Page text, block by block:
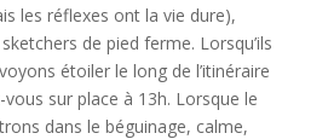
les réflexes ont la vie dure),
de pied ferme. Lorsqu’ils
étoiler le long de l’itinéraire
sur place à 13h. Lorsque le
dans le béguinage, calme,